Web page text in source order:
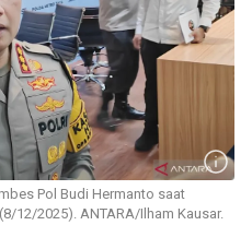
Pol Budi Hermanto saat
12/2025). ANTARA/Ilham Kausar.